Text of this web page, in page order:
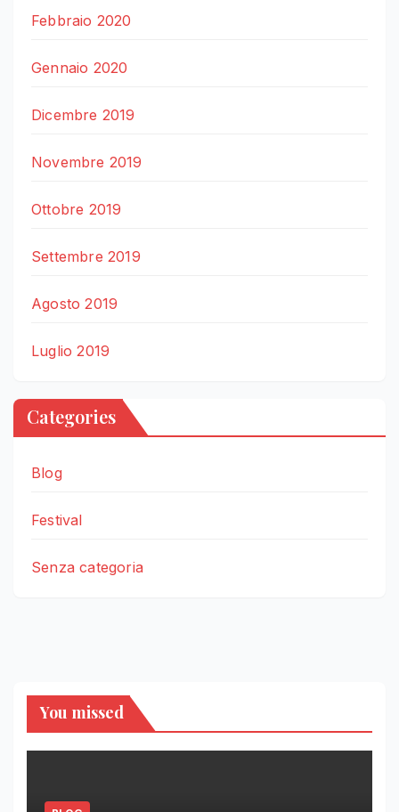
Febbraio 2020
Gennaio 2020
Dicembre 2019
Novembre 2019
Ottobre 2019
Settembre 2019
Agosto 2019
Luglio 2019
Categories
Blog
Festival
Senza categoria
You missed